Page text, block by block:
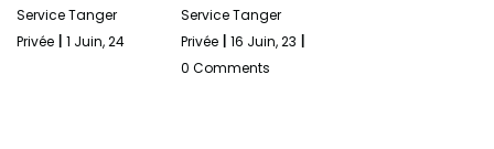
Service Tanger
Privée
1 Juin, 24
Service Tanger
Privée
16 Juin, 23
0 Comments